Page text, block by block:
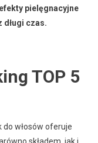
pielęgnacyjne
długi czas.
TOP 5
włosów oferuje